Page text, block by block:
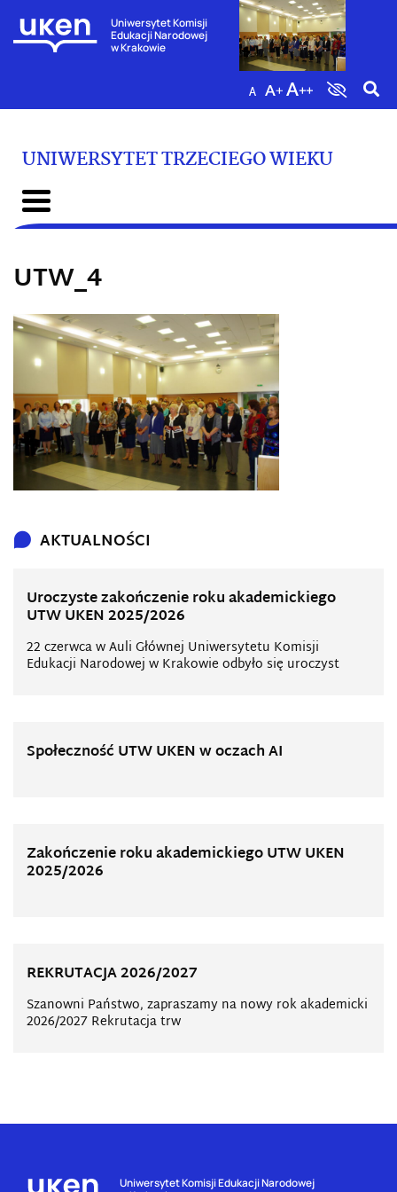
Uniwersytet Komisji
Edukacji Narodowej
w Krakowie
UNIWERSYTET TRZECIEGO WIEKU
UTW_4
AKTUALNOŚCI
Uroczyste zakończenie roku akademickiego
UTW UKEN 2025/2026
22 czerwca w Auli Głównej Uniwersytetu Komisji
Edukacji Narodowej w Krakowie odbyło się uroczyst
Społeczność UTW UKEN w oczach AI
Zakończenie roku akademickiego UTW UKEN
2025/2026
REKRUTACJA 2026/2027
Szanowni Państwo, zapraszamy na nowy rok akademicki
2026/2027 Rekrutacja trw
Uniwersytet Komisji Edukacji Narodowej